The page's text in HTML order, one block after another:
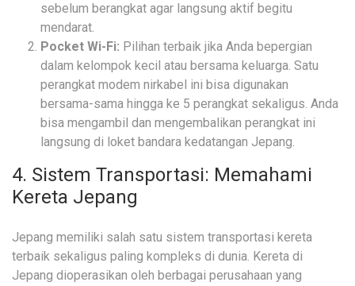
sebelum berangkat agar langsung aktif begitu
mendarat.
Pocket Wi-Fi: Pilihan terbaik jika Anda bepergian
dalam kelompok kecil atau bersama keluarga. Satu
perangkat modem nirkabel ini bisa digunakan
bersama-sama hingga ke 5 perangkat sekaligus. Anda
bisa mengambil dan mengembalikan perangkat ini
langsung di loket bandara kedatangan Jepang.
4. Sistem Transportasi: Memahami
Kereta Jepang
Jepang memiliki salah satu sistem transportasi kereta
terbaik sekaligus paling kompleks di dunia. Kereta di
Jepang dioperasikan oleh berbagai perusahaan yang